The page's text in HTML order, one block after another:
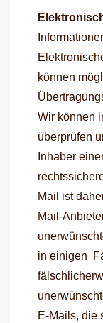
können
Wir können
überprüfen
Inhaber
Mail ist
Mail-
in einigen
E-Mails, die